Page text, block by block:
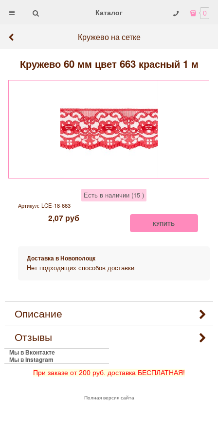
Каталог 0
Кружево на сетке
Кружево 60 мм цвет 663 красный 1 м
Есть в наличии (15 )
Артикул: LCE-18-663
2,07 руб КУПИТЬ
Доставка вНовополоцк
Нет подходящих способов доставки
Описание
Отзывы
Мы в Вконтакте
Мы в Instagram
При заказе от 200 руб. доставка БЕСПЛАТНАЯ!
Полная версия сайта